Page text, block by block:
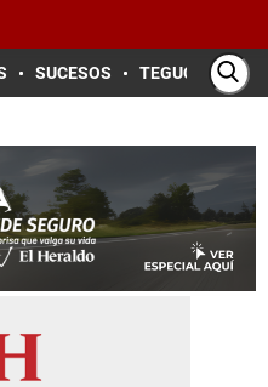
SUCESOS TEGUCIGALPA